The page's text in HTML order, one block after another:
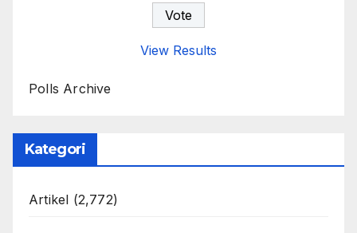
View Results
Polls Archive
Kategori
Artikel (2,772)